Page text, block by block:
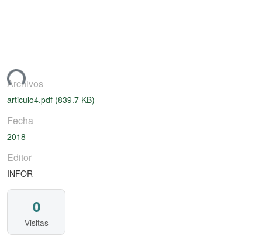
Archivos
articulo4.pdf (839.7 KB)
Fecha
2018
Editor
INFOR
0
Visitas